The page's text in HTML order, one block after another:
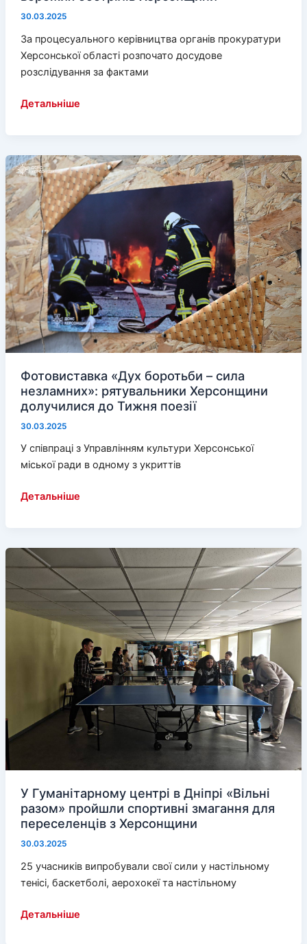
30.03.2025
За процесуального керівництва органів прокуратури
Херсонської області розпочато досудове
розслідування за фактами
Правоохоронці
ворожих
обстрілів
Херсонщини
Детальніше
Фотовиставка «Дух боротьби – сила
незламних»: рятувальники Херсонщини
долучилися до Тижня поезії
30.03.2025
У співпраці з Управлінням культури Херсонської
міської ради в одному з укриттів
Фотовиставка
–
сила
незламних»:
рятувальники
Херсонщини
долучилися
Детальніше
У Гуманітарному центрі в Дніпрі «Вільні
разом» пройшли спортивні змагання для
переселенців з Херсонщини
30.03.2025
25 учасників випробували свої сили у настільному
тенісі, баскетболі, аерохокеї та настільному
У
Детальніше